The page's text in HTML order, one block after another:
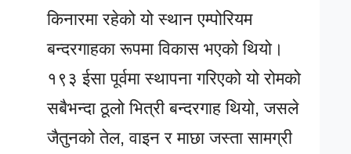
किनारमा रहेको यो स्थान एम्पोरियम
बन्दरगाहका रूपमा विकास भएको थियो।
१९३ ईसा पूर्वमा स्थापना गरिएको यो रोमको
सबैभन्दा ठूलो भित्री बन्दरगाह थियो, जसले
जैतुनको तेल, वाइन र माछा जस्ता सामग्री